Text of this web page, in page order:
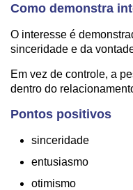
Como demonstra
O interesse é
sinceridade e da
Em vez de controle, a
dentro do
Pontos positivos
sinceridade
entusiasmo
otimismo